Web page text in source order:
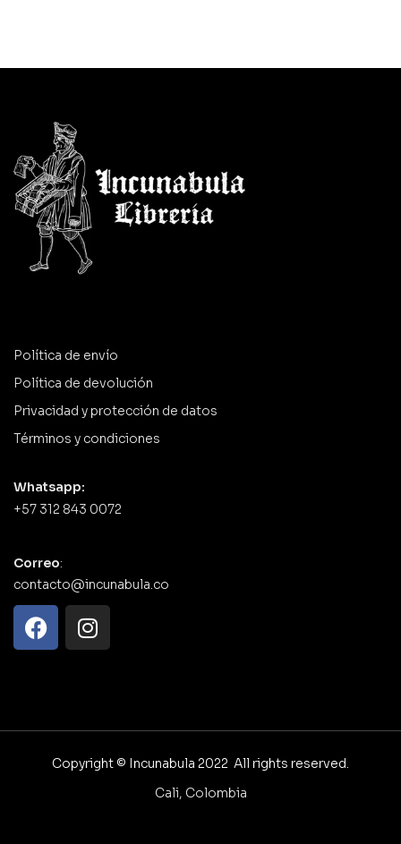
Política de envío
Política de devolución
Privacidad y protección de datos
Términos y condiciones
Whatsapp:
+57 312 843 0072
Correo:
contacto@incunabula.co
Copyright © Incunabula 2022 All rights reserved.
Cali, Colombia